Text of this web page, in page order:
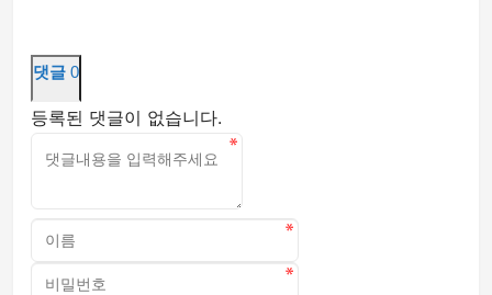
댓글 0
등록된 댓글이 없습니다.